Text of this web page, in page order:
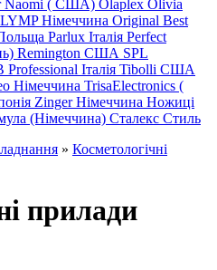
Naomi ( США) Olaplex Olivia
Німеччина Original Best
Parlux Італія Perfect
Remington США SPL
Італія Tibolli США
Німеччина TrisaElectronics (
Zinger Німеччина Ножиці
(Німеччина) Сталекс Стиль
» Косметологічні
прилади